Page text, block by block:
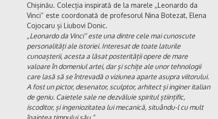
Chișinău. Colecția inspirată de la marele ,,Leonardo da
Vinci“ este coordonată de profesorul Nina Botezat, Elena
Cojocaru și Liubovi Donic.
„Leonardo da Vinci“ este una dintre cele mai cunoscute
personalități ale istoriei. Interesat de toate laturile
cunoașterii, acesta a lăsat posterității opere de mare
valoare în domeniul artei, dar și schițe ale unor tehnologii
care lasă să se întrevadă o viziunea aparte asupra viitorului.
A fost un pictor, desenator, sculptor, arhitect și inginer italian
de geniu. Caietele sale ne dezvăluie spiritul științific,
iscoditor, și ingeniozitatea lui mecanică, situându-l cu mult
înaintea timpului său.“